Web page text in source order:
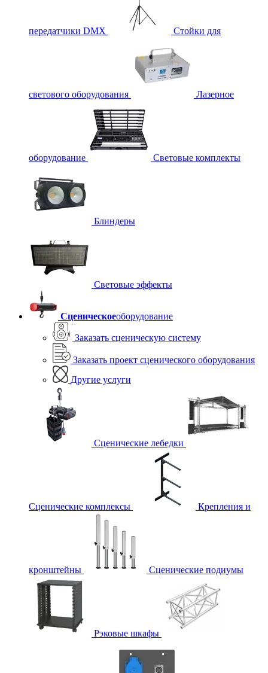
передатчики DMX Стойки для
светового оборудования Лазерное
оборудование Световые комплекты
Блиндеры
Световые эффекты
Сценическоеоборудование
Заказать сценическую систему
Заказать проект сценического оборудования
Другие услуги
Сценические лебедки
Сценические комплексы Крепления и
кронштейны Сценические подиумы
Рэковые шкафы